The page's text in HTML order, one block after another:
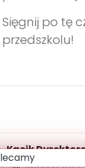
Sięgnij po tę
przedszkolu!
Kącik
Przedszkola [cz.